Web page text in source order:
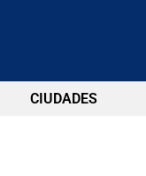
CIUDADES